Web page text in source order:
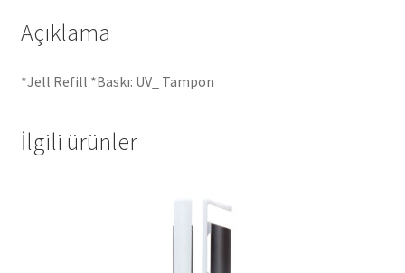
Açıklama
*Jell Refill *Baskı: UV_ Tampon
İlgili ürünler